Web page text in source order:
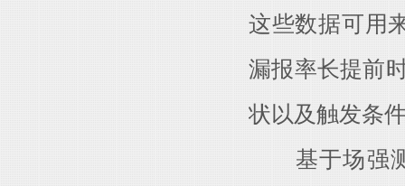
这些数据可用
漏报率长提前
状以及触发条
基于场强测